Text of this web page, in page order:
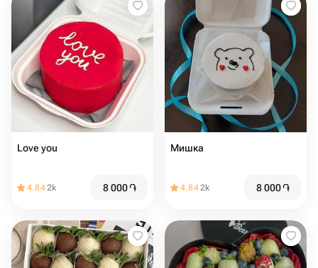
Love you
4.842k 8 000֏
Мишка
4.842k 8 000֏